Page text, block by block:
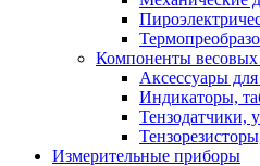
Компоненты весовых
Аксессуары
Индикаторы,
Тензодатчики,
Измерительные приборы